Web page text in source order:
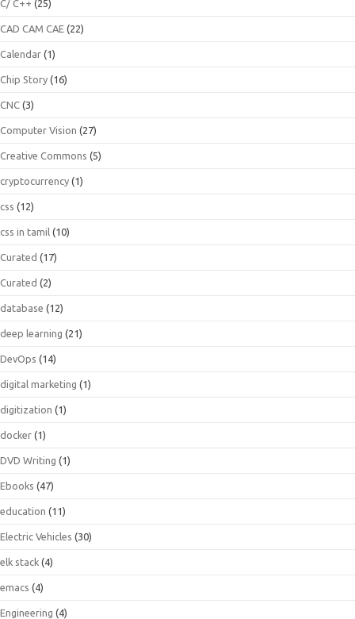
C/ C++ (25)
CAD CAM CAE (22)
Calendar (1)
Chip Story (16)
CNC (3)
Computer Vision (27)
Creative Commons (5)
cryptocurrency (1)
css (12)
css in tamil (10)
Curated (17)
Curated (2)
database (12)
deep learning (21)
DevOps (14)
digital marketing (1)
digitization (1)
docker (1)
DVD Writing (1)
Ebooks (47)
education (11)
Electric Vehicles (30)
elk stack (4)
emacs (4)
Engineering (4)